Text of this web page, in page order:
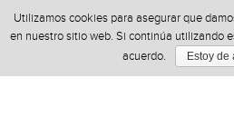
Utilizamos cookies para asegurar que
en nuestro sitio web. Si continúa utilizando
acuerdo.
Estoy de